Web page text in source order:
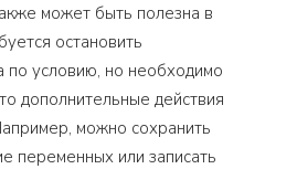
может быть полезна в
остановить
по условию, но необходимо
дополнительные действия
можно сохранить
переменных или записать